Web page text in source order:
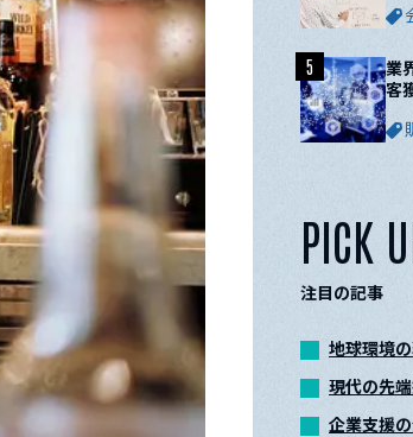
業
客
5
PICK
注目の記事
地球環境
現代の先
企業支援